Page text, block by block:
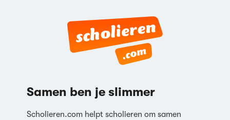
Reageren
Samen ben je slimmer
Scholieren.com helpt scholieren om samen